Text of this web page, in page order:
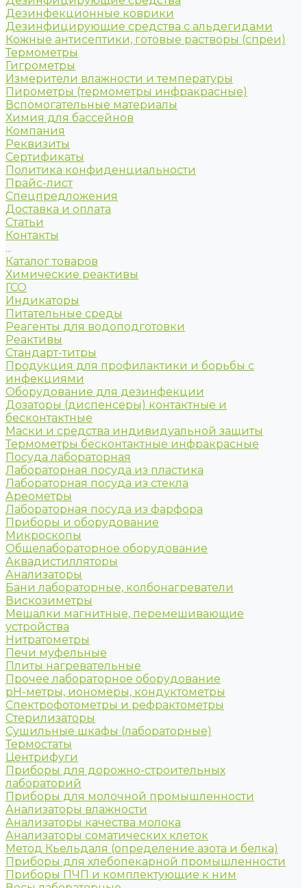
Дезинфекционные коврики
Дезинфицирующие средства с альдегидами
Кожные антисептики, готовые растворы (спреи)
Термометры
Гигрометры
Измерители влажности и температуры
Пирометры (термометры инфракрасные)
Вспомогательные материалы
Химия для бассейнов
Компания
Реквизиты
Сертификаты
Политика конфиденциальности
Прайс-лист
Спецпредложения
Доставка и оплата
Статьи
Контакты
...
Каталог товаров
Химические реактивы
ГСО
Индикаторы
Питательные среды
Реагенты для водоподготовки
Реактивы
Стандарт-титры
Продукция для профилактики и борьбы с
инфекциями
Оборудование для дезинфекции
Дозаторы (диспенсеры) контактные и
бесконтактные
Маски и средства индивидуальной защиты
Термометры бесконтактные инфракрасные
Посуда лабораторная
Лабораторная посуда из пластика
Лабораторная посуда из стекла
Ареометры
Лабораторная посуда из фарфора
Приборы и оборудование
Микроскопы
Общелабораторное оборудование
Аквадистилляторы
Анализаторы
Бани лабораторные, колбонагреватели
Вискозиметры
Мешалки магнитные, перемешивающие
устройства
Нитратометры
Печи муфельные
Плиты нагревательные
Прочее лабораторное оборудование
рН-метры, иономеры, кондуктометры
Спектрофотометры и рефрактометры
Стерилизаторы
Сушильные шкафы (лабораторные)
Термостаты
Центрифуги
Приборы для дорожно-строительных
лабораторий
Приборы для молочной промышленности
Анализаторы влажности
Анализаторы качества молока
Анализаторы соматических клеток
Метод Кьельдаля (определение азота и белка)
Приборы для хлебопекарной промышленности
Приборы ПЧП и комплектующие к ним